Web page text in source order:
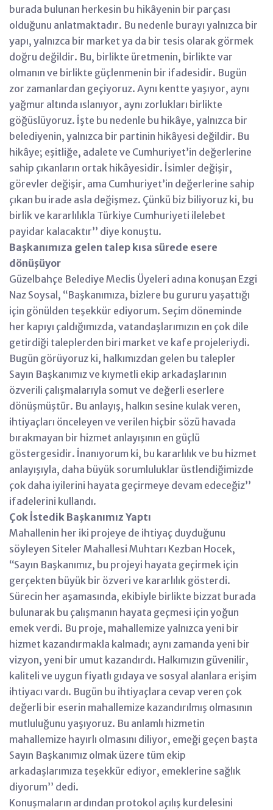
burada bulunan herkesin bu hikâyenin bir parçası
olduğunu anlatmaktadır. Bu nedenle burayı yalnızca bir
yapı, yalnızca bir market ya da bir tesis olarak görmek
doğru değildir. Bu, birlikte üretmenin, birlikte var
olmanın ve birlikte güçlenmenin bir ifadesidir. Bugün
zor zamanlardan geçiyoruz. Aynı kentte yaşıyor, aynı
yağmur altında ıslanıyor, aynı zorlukları birlikte
göğüslüyoruz. İşte bu nedenle bu hikâye, yalnızca bir
belediyenin, yalnızca bir partinin hikâyesi değildir. Bu
hikâye; eşitliğe, adalete ve Cumhuriyet’in değerlerine
sahip çıkanların ortak hikâyesidir. İsimler değişir,
görevler değişir, ama Cumhuriyet’in değerlerine sahip
çıkan bu irade asla değişmez. Çünkü biz biliyoruz ki, bu
birlik ve kararlılıkla Türkiye Cumhuriyeti ilelebet
payidar kalacaktır’’ diye konuştu.
Başkanımıza gelen talep kısa sürede esere
dönüşüyor
Güzelbahçe Belediye Meclis Üyeleri adına konuşan Ezgi
Naz Soysal, ‘‘Başkanımıza, bizlere bu gururu yaşattığı
için gönülden teşekkür ediyorum. Seçim döneminde
her kapıyı çaldığımızda, vatandaşlarımızın en çok dile
getirdiği taleplerden biri market ve kafe projeleriydi.
Bugün görüyoruz ki, halkımızdan gelen bu talepler
Sayın Başkanımız ve kıymetli ekip arkadaşlarının
özverili çalışmalarıyla somut ve değerli eserlere
dönüşmüştür. Bu anlayış, halkın sesine kulak veren,
ihtiyaçları önceleyen ve verilen hiçbir sözü havada
bırakmayan bir hizmet anlayışının en güçlü
göstergesidir. İnanıyorum ki, bu kararlılık ve bu hizmet
anlayışıyla, daha büyük sorumluluklar üstlendiğimizde
çok daha iyilerini hayata geçirmeye devam edeceğiz’’
ifadelerini kullandı.
Çok İstedik Başkanımız Yaptı
Mahallenin her iki projeye de ihtiyaç duyduğunu
söyleyen Siteler Mahallesi Muhtarı Kezban Hocek,
‘‘Sayın Başkanımız, bu projeyi hayata geçirmek için
gerçekten büyük bir özveri ve kararlılık gösterdi.
Sürecin her aşamasında, ekibiyle birlikte bizzat burada
bulunarak bu çalışmanın hayata geçmesi için yoğun
emek verdi. Bu proje, mahallemize yalnızca yeni bir
hizmet kazandırmakla kalmadı; aynı zamanda yeni bir
vizyon, yeni bir umut kazandırdı. Halkımızın güvenilir,
kaliteli ve uygun fiyatlı gıdaya ve sosyal alanlara erişim
ihtiyacı vardı. Bugün bu ihtiyaçlara cevap veren çok
değerli bir eserin mahallemize kazandırılmış olmasının
mutluluğunu yaşıyoruz. Bu anlamlı hizmetin
mahallemize hayırlı olmasını diliyor, emeği geçen başta
Sayın Başkanımız olmak üzere tüm ekip
arkadaşlarımıza teşekkür ediyor, emeklerine sağlık
diyorum’’ dedi.
Konuşmaların ardından protokol açılış kurdelesini